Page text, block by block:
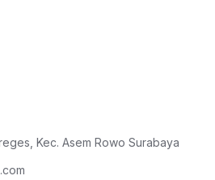
Kec. Asem Rowo Surabaya